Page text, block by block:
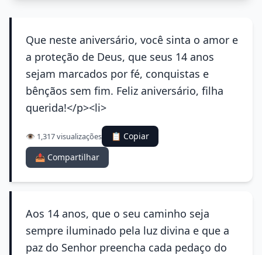
Que neste aniversário, você sinta o amor e
a proteção de Deus, que seus 14 anos
sejam marcados por fé, conquistas e
bênçãos sem fim. Feliz aniversário, filha
querida!</p><li>
👁️ 1,317 visualizações
📋 Copiar
📤 Compartilhar
Aos 14 anos, que o seu caminho seja
sempre iluminado pela luz divina e que a
paz do Senhor preencha cada pedaço do